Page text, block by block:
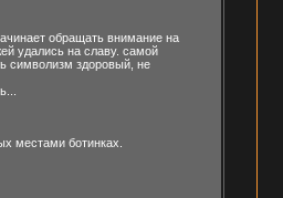
обращать внимание на
удались на славу. самой
символизм здоровый, не
местами ботинках.